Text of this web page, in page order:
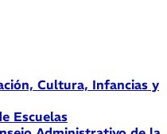
Cultura, Infancias y
Escuelas